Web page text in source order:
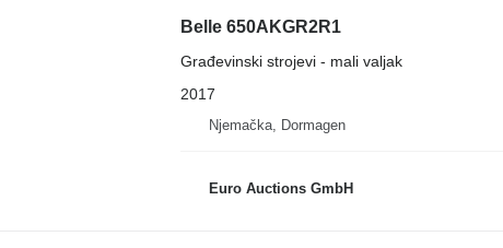
Belle 650AKGR2R1
Građevinski strojevi - mali valjak
2017
Njemačka, Dormagen
Euro Auctions GmbH